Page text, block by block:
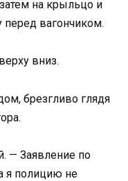
на крыльцо и
вагончиком.
вниз.
брезгливо глядя
— Заявление по
я полицию не